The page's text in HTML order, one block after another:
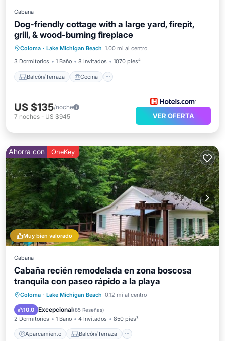
Cabaña
Dog-friendly cottage with a large yard, firepit,
grill, & wood-burning fireplace
Coloma · Lake Michigan Beach 1.00 mi al centro
3 Dormitorios
1 Baño 8 Invitados 1070 pies²
Balcón/Terraza Cocina
Balcón/Terraza
Cocina
Aire acondicionado
Internet
US $135/noche
7 noches - US $945 VER OFERTA
Muy bien valorado
Ahorra con OneKey
Cabaña
Cabaña recién remodelada en zona boscosa
tranquila con paseo rápido a la playa
Coloma · Lake Michigan Beach 0.12 mi al centro
10.0 Excepcional(85 Reseñas)
2 Dormitorios 1 Baño 4 Invitados 850 pies²
Aparcamiento Balcón/Terraza
Aparcamiento
Balcón/Terraza
Cocina
Aire acondicionado